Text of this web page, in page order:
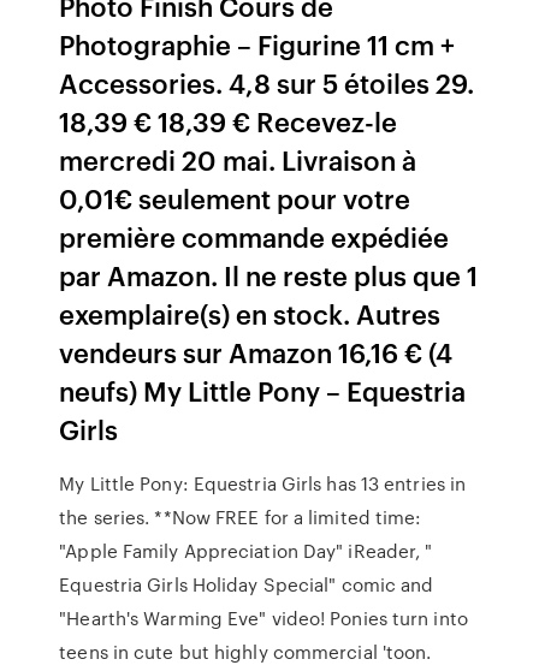
Photographie – Figurine 11 cm +
Accessories. 4,8 sur 5 étoiles 29.
18,39 € 18,39 € Recevez-le
mercredi 20 mai. Livraison à
0,01€ seulement pour votre
première commande expédiée
par Amazon. Il ne reste plus que 1
exemplaire(s) en stock. Autres
vendeurs sur Amazon 16,16 € (4
neufs) My Little Pony – Equestria
Girls
My Little Pony: Equestria Girls has 13 entries in
the series. **Now FREE for a limited time:
"Apple Family Appreciation Day" iReader, "
Equestria Girls Holiday Special" comic and
"Hearth's Warming Eve" video! Ponies turn into
teens in cute but highly commercial 'toon.